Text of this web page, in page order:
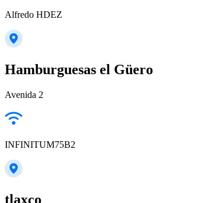
Alfredo HDEZ
Hamburguesas el Güero
Avenida 2
INFINITUM75B2
tlaxco